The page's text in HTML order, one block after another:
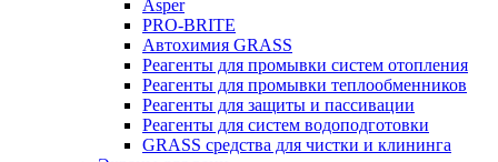
Asper
PRO-BRITE
Автохимия GRASS
Реагенты для промывки систем отопления
Реагенты для промывки теплообменников
Реагенты для защиты и пассивации
Реагенты для систем водоподготовки
GRASS средства для чистки и клининга